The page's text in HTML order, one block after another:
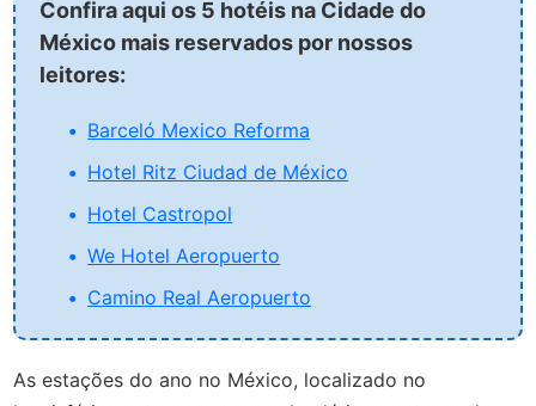
Confira aqui os 5 hotéis na Cidade do
México mais reservados por nossos
leitores:
Barceló Mexico Reforma
Hotel Ritz Ciudad de México
Hotel Castropol
We Hotel Aeropuerto
Camino Real Aeropuerto
As estações do ano no México, localizado no